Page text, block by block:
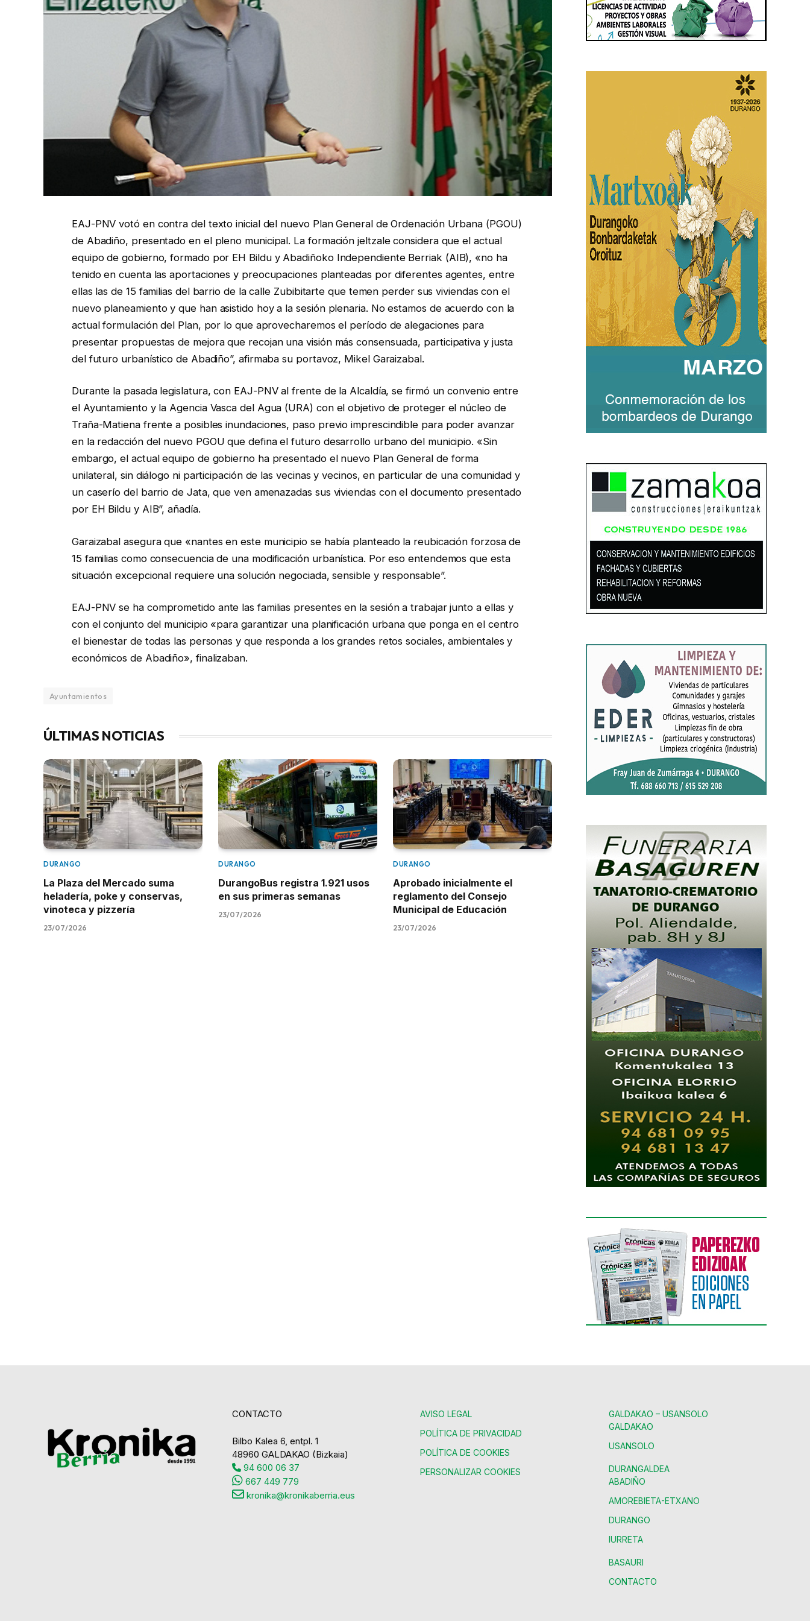
EAJ-PNV votó en contra del texto inicial del nuevo Plan General de Ordenación Urbana (PGOU)
de Abadiño, presentado en el pleno municipal. La formación jeltzale considera que el actual
equipo de gobierno, formado por EH Bildu y Abadiñoko Independiente Berriak (AIB), «no ha
tenido en cuenta las aportaciones y preocupaciones planteadas por diferentes agentes, entre
ellas las de 15 familias del barrio de la calle Zubibitarte que temen perder sus viviendas con el
nuevo planeamiento y que han asistido hoy a la sesión plenaria. No estamos de acuerdo con la
actual formulación del Plan, por lo que aprovecharemos el período de alegaciones para
presentar propuestas de mejora que recojan una visión más consensuada, participativa y justa
del futuro urbanístico de Abadiño”, afirmaba su portavoz, Mikel Garaizabal.
Durante la pasada legislatura, con EAJ-PNV al frente de la Alcaldía, se firmó un convenio entre
el Ayuntamiento y la Agencia Vasca del Agua (URA) con el objetivo de proteger el núcleo de
Traña-Matiena frente a posibles inundaciones, paso previo imprescindible para poder avanzar
en la redacción del nuevo PGOU que defina el futuro desarrollo urbano del municipio. «Sin
embargo, el actual equipo de gobierno ha presentado el nuevo Plan General de forma
unilateral, sin diálogo ni participación de las vecinas y vecinos, en particular de una comunidad y
un caserío del barrio de Jata, que ven amenazadas sus viviendas con el documento presentado
por EH Bildu y AIB”, añadía.
Garaizabal asegura que «nantes en este municipio se había planteado la reubicación forzosa de
15 familias como consecuencia de una modificación urbanística. Por eso entendemos que esta
situación excepcional requiere una solución negociada, sensible y responsable”.
EAJ-PNV se ha comprometido ante las familias presentes en la sesión a trabajar junto a ellas y
con el conjunto del municipio «para garantizar una planificación urbana que ponga en el centro
el bienestar de todas las personas y que responda a los grandes retos sociales, ambientales y
económicos de Abadiño», finalizaban.
Ayuntamientos
ÚLTIMAS NOTICIAS
DURANGO
La Plaza del Mercado suma
heladería, poke y conservas,
vinoteca y pizzería
23/07/2026
DURANGO
DurangoBus registra 1.921 usos
en sus primeras semanas
23/07/2026
DURANGO
Aprobado inicialmente el
reglamento del Consejo
Municipal de Educación
23/07/2026
CONTACTO
Bilbo Kalea 6, entpl. 1
48960 GALDAKAO (Bizkaia)
94 600 06 37
667 449 779
kronika@kronikaberria.eus
AVISO LEGAL
POLÍTICA DE PRIVACIDAD
POLÍTICA DE COOKIES
PERSONALIZAR COOKIES
GALDAKAO – USANSOLO
GALDAKAO
USANSOLO
DURANGALDEA
ABADIÑO
AMOREBIETA-ETXANO
DURANGO
IURRETA
BASAURI
CONTACTO